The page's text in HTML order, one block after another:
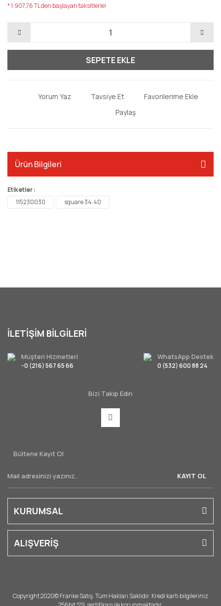
* 1.907,76 TL den başlayan taksitlerle!
SEPETE EKLE
Yorum Yaz
Tavsiye Et
Paylaş
Ürün Bilgileri
Etiketler :
115230030
square 34.40
İLETİŞİM BİLGİLERİ
Müşteri Hizmetleri
-0 (216) 567 65 66
WhatsApp Destek
0 (532) 600 88 24
Bizi Takip Edin
Bültene Kayıt Ol
KAYIT OL
KURUMSAL
ALIŞVERİŞ
Copyright 2020© Franke Satış. Tüm Hakları Saklıdır. Kredi kartı bilgileriniz